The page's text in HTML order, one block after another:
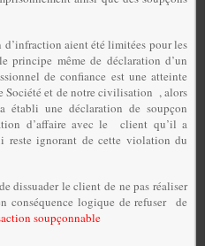
aient été limitées pour les
principe même de déclaration d’un
de confiance est une atteinte
Société et de notre civilisation , alors
établi une déclaration de soupçon
d’affaire avec le
client qu’il a
reste ignorant de cette violation du
dissuader le client de ne pas réaliser
conséquence logique de refuser de
soupçonnable